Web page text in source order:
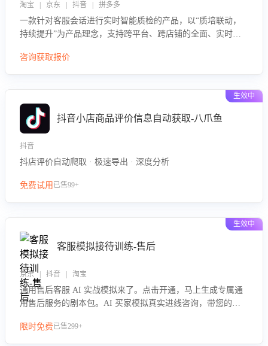
淘宝 | 京东 | 抖音 | 拼多多
一款针对客服会话进行实时智能质检的产品，以“质培联动，
持续提升”为产品理念，支持跨平台、跨店铺的全面、实时、
队的销服能力。
咨询获取报价
生效中
抖音小店商品评价信息自动获取-八爪鱼
抖音
抖店评价自动爬取 · 极速导出 · 深度分析
免费试用 已售99+
生效中
客服模拟接待训练-售后
京东 | 抖音 | 淘宝
通用售后客服 AI 实战模拟来了。点击开通，马上生成专属通
用售后服务的剧本包。AI 买家模拟真实进线咨询，带您的客
要点，轻松提升服务能力。
限时免费已售299+